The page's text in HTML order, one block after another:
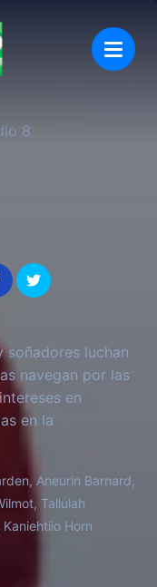
8
soñadores luchan
navegan por las
en
en la
Mundo.
de Pulitzer
Aneurin Barnard,
Tallulah
Horn